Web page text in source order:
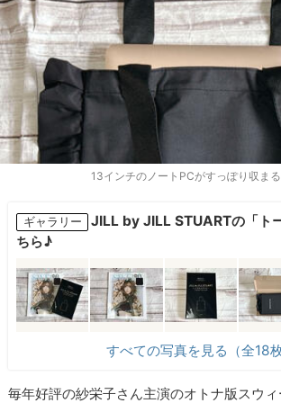
13インチのノートPCがすっぽり収ま
ギャラリー
JILL by JILL STUARTの「ト
ちら♪
すべての写真を見る（全18枚
毎年好評の紗栄子さん主演のオトナ版スウ